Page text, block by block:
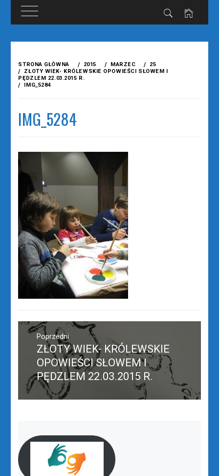
treści
STRONA GŁÓWNA 2015 MARZEC
25
ZŁOTY WIEK- KRÓLEWSKIE OPOWIEŚCI SŁOWEM I
PĘDZLEM 22.03.2015 R.
IMG_5284
IMG_5284
Nawigacja
wpisuPoprzedni
Poprzedni
wpis:
ZŁOTY WIEK- KRÓLEWSKIE
OPOWIEŚCI SŁOWEM I
PĘDZLEM 22.03.2015 R.